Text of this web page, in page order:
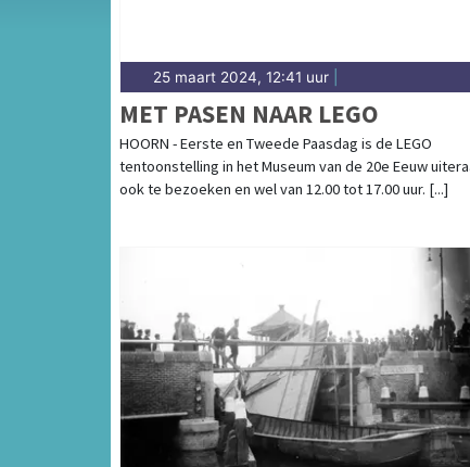
25 maart 2024, 12:41 uur
MET PASEN NAAR LEGO
HOORN - Eerste en Tweede Paasdag is de LEGO
tentoonstelling in het Museum van de 20e Eeuw
ook te bezoeken en wel van 12.00 tot 17.00 uur. [...]